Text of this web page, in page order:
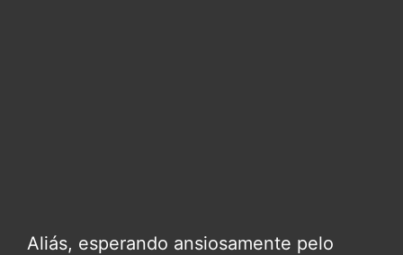
Aliás, esperando ansiosamente pelo